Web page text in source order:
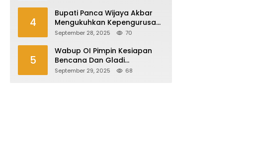
4
Bupati Panca Wijaya Akbar
Mengukuhkan Kepengurusan
Forum Komunikasi Kepala
Periode 2025-2027
September 28, 2025 70
5
Wabup OI Pimpin Kesiapan
Bencana Dan Gladi
Kesiapsiagaan Bencana Asap
September 29, 2025 68